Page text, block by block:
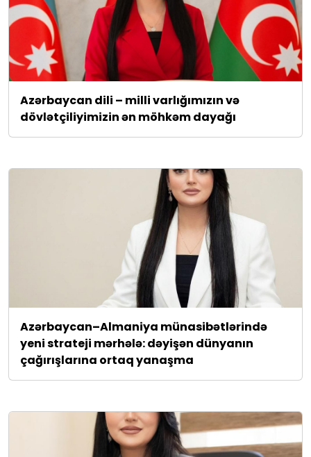
Azərbaycan dili – milli varlığımızın və
dövlətçiliyimizin ən möhkəm dayağı
Azərbaycan–Almaniya münasibətlərində
yeni strateji mərhələ: dəyişən dünyanın
çağırışlarına ortaq yanaşma